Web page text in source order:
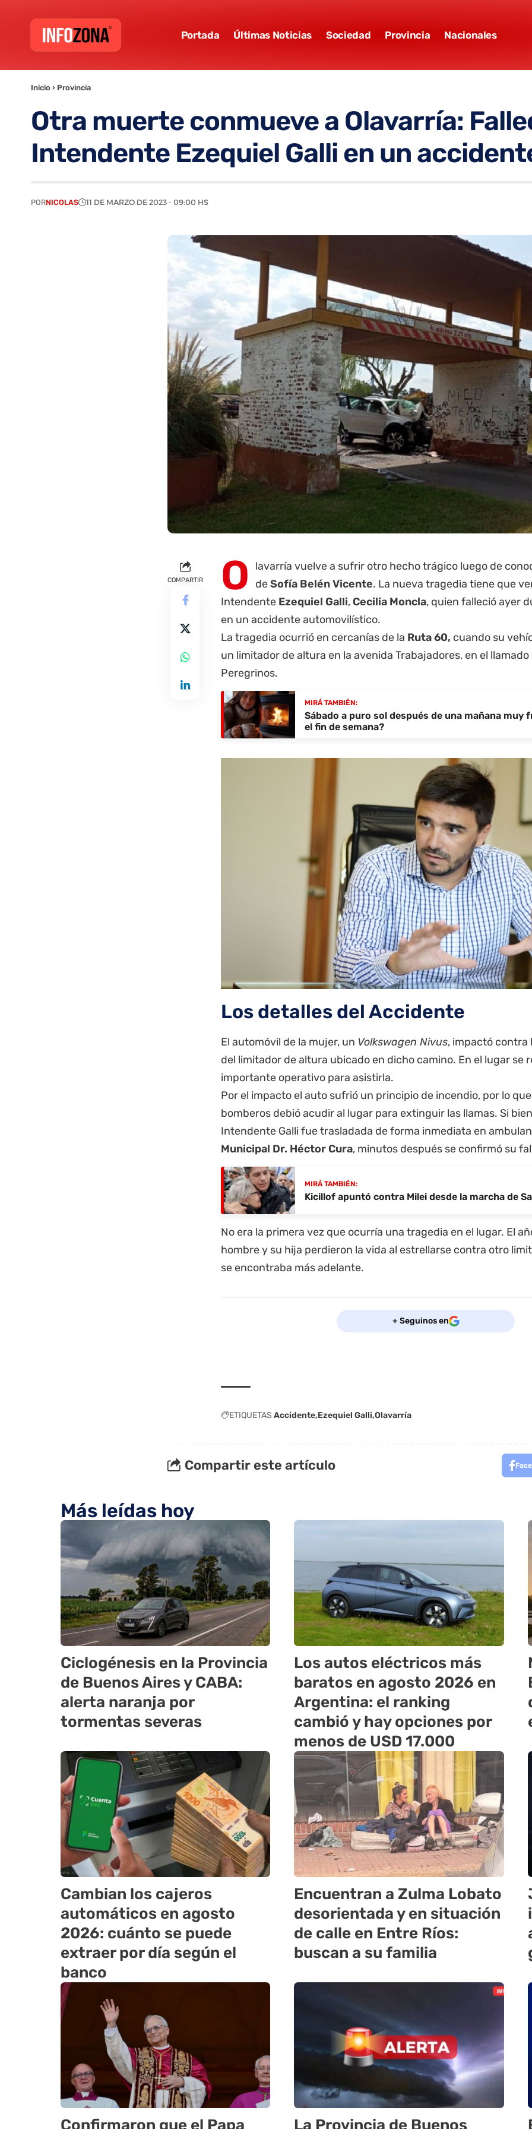
Portada Últimas Noticias Sociedad Provincia Nacionales
Inicio › Provincia
Otra muerte conmueve a Olavarría:
Intendente Ezequiel Galli en un
PORNICOLAS 11 DE MARZO DE 2023 - 09:00 HS
COMPARTIR O
lavarría vuelve a sufrir otro hecho trágico luego de
deSofía Belén Vicente. La nueva tragedia tiene que
Intendente Ezequiel Galli, Cecilia Moncla, quien falleció ayer
en un accidente automovilístico.
La tragedia ocurrió en cercanías de la Ruta 60, cuando su
un limitador de altura en la avenida Trabajadores, en el llamado
Peregrinos.
MIRÁ TAMBIÉN:
Sábado a puro sol después de una mañana muy
el fin de semana?
Los detalles del Accidente
El automóvil de la mujer, un Volkswagen Nivus, impactó contra
del limitador de altura ubicado en dicho camino. En el lugar se
importante operativo para asistirla.
Por el impacto el auto sufrió un principio de incendio, por lo
bomberos debió acudir al lugar para extinguir las llamas. Si
Intendente Galli fue trasladada de forma inmediata en
Municipal Dr. Héctor Cura, minutos después se confirmó su
MIRÁ TAMBIÉN:
Kicillof apuntó contra Milei desde la marcha de
No era la primera vez que ocurría una tragedia en el lugar. El
hombre y su hija perdieron la vida al estrellarse contra otro
se encontraba más adelante.
+ Seguinos en
ETIQUETAS Accidente Ezequiel Galli Olavarría
Compartir este artículo
Más leídas hoy
Ciclogénesis en la Provincia
de Buenos Aires y CABA:
alerta naranja por
tormentas severas
Los autos eléctricos más
baratos en agosto 2026 en
Argentina: el ranking
cambió y hay opciones por
menos de USD 17.000
Cambian los cajeros
automáticos en agosto
2026: cuánto se puede
extraer por día según el
banco
Encuentran a Zulma Lobato
desorientada y en situación
de calle en Entre Ríos:
buscan a su familia
Confirmaron que el Papa La Provincia de Buenos